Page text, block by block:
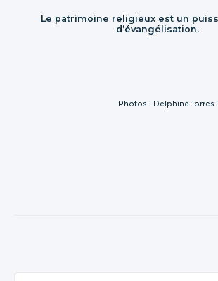
Le patrimoine religieux est un
d’évangélisation.
Photos : Delphine Torres